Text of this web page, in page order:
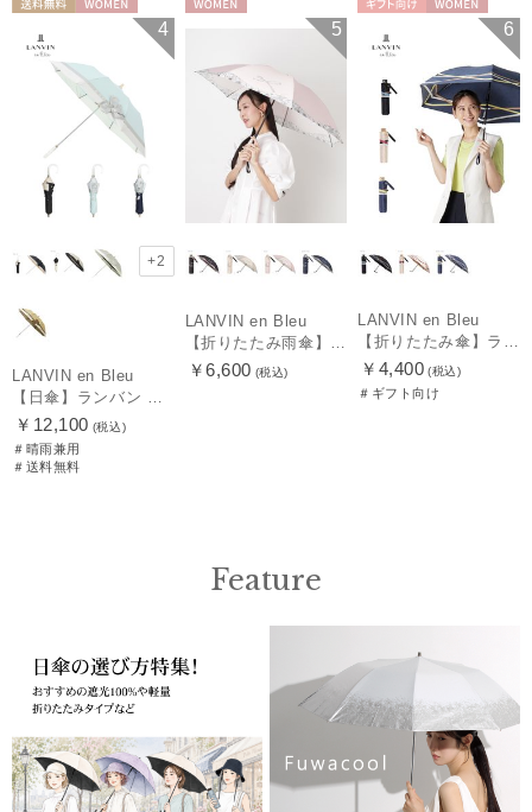
4
+2
LANVIN en Bleu
【日傘】ランバン オン ブルー(LANVIN en Bleu) ビジューリボン 晴雨兼用日傘 折りたたみ傘 遮光 遮熱 UV
￥12,100 (税込)
＃晴雨兼用
＃送料無料
5
LANVIN en Bleu
￥6,600 (税込)
WOMEN 6
LANVIN en Bleu
￥4,400 (税込)
＃ギフト向け
Feature